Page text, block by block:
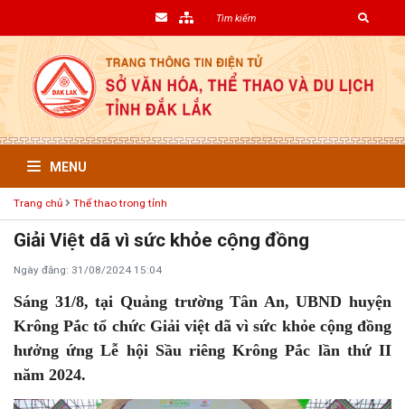
MENU
Trang chủ Thể thao trong tỉnh
Giải Việt dã vì sức khỏe cộng đồng
Ngày đăng: 31/08/2024 15:04
Sáng 31/8, tại Quảng trường Tân An, UBND huyện
Krông Pắc tổ chức Giải việt dã vì sức khỏe cộng đồng
hưởng ứng Lễ hội Sầu riêng Krông Pắc lần thứ II
năm 2024.